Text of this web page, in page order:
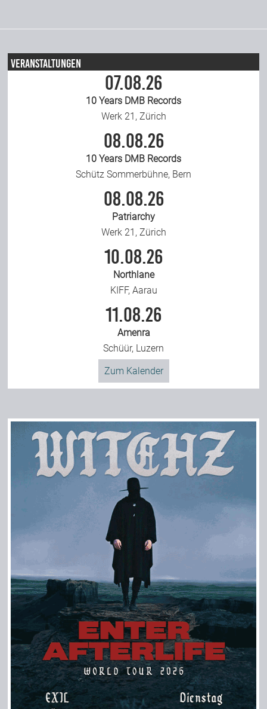
Kalender
Veranstaltungen
07.08.26
10 Years DMB Records
Werk 21, Zürich
08.08.26
10 Years DMB Records
Schütz Sommerbühne, Bern
08.08.26
Patriarchy
Werk 21, Zürich
10.08.26
Northlane
KIFF, Aarau
11.08.26
Amenra
Schüür, Luzern
Zum Kalender